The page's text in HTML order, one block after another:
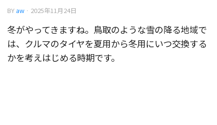
BY aw · 2025年11月24日
冬がやってきますね。鳥取のような雪の降る地域で
は、クルマのタイヤを夏用から冬用にいつ交換する
かを考えはじめる時期です。